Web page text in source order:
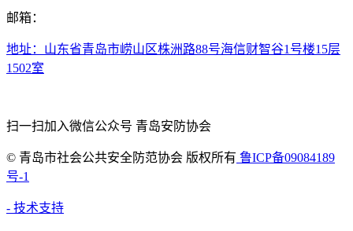
邮箱：
地址：山东省青岛市崂山区株洲路88号海信财智谷1号楼15层
1502室
扫一扫加入微信公众号 青岛安防协会
© 青岛市社会公共安全防范协会 版权所有 鲁ICP备09084189
号-1
- 技术支持